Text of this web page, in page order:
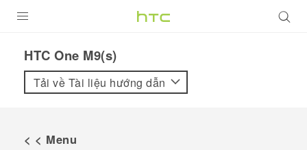
VIVE
HTC One M9(s)‎
Tải về Tài liệu hướng dẫn
< < Menu